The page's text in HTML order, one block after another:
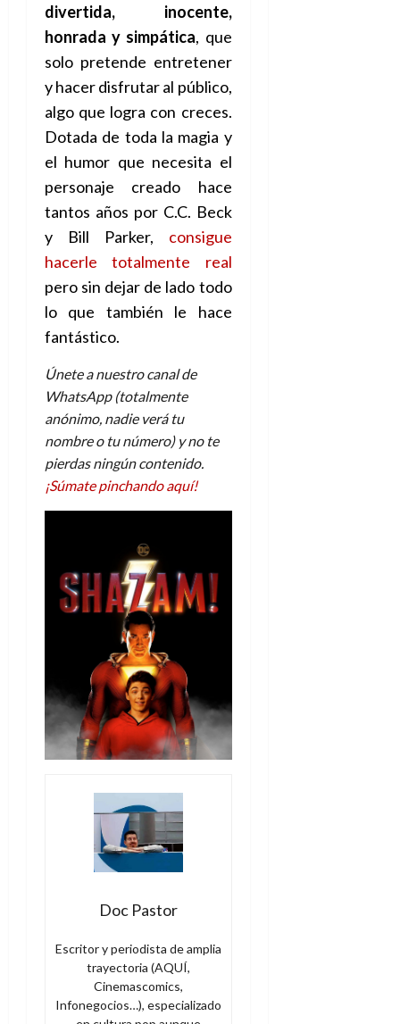
divertida, inocente,
honrada y simpática, que
solo pretende entretener
y hacer disfrutar al público,
algo que logra con creces.
Dotada de toda la magia y
el humor que necesita el
personaje creado hace
tantos años por C.C. Beck
y Bill Parker, consigue
hacerle totalmente real
pero sin dejar de lado todo
lo que también le hace
fantástico.
Únete a nuestro canal de
WhatsApp (totalmente
anónimo, nadie verá tu
nombre o tu número) y no te
pierdas ningún contenido.
¡Súmate pinchando aquí!
Doc Pastor
Escritor y periodista de amplia
trayectoria (AQUÍ,
Cinemascomics,
Infonegocios…), especializado